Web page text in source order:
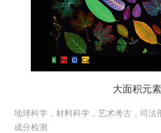
大面积元
地球科学，材料科学，艺术考古，司
成分检测